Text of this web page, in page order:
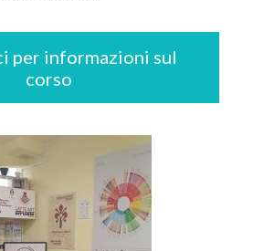
per informazioni sul
corso